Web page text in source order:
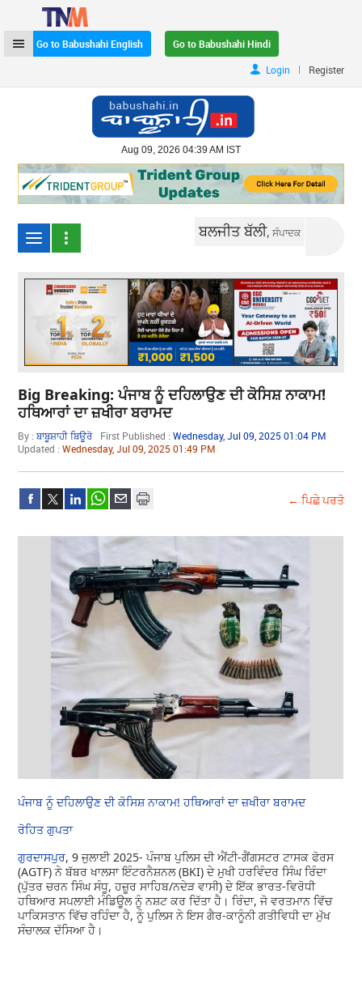
Go to Babushahi English
Go to Babushahi Hindi
Login
| Register
Aug 09, 2026 04:39 AM IST
ਬਲਜੀਤ ਬੱਲੀ,ਸੰਪਾਦਕ
Big Breaking: ਪੰਜਾਬ ਨੂੰ ਦਹਿਲਾਉਣ ਦੀ ਕੋਸਿਸ਼ ਨਾਕਾਮ!
ਹਥਿਆਰਾਂ ਦਾ ਜ਼ਖੀਰਾ ਬਰਾਮਦ
By :ਬਾਬੂਸ਼ਾਹੀ ਬਿਊਰੋ First Published :Wednesday, Jul 09, 2025 01:04 PM
Updated :Wednesday, Jul 09, 2025 01:49 PM
← ਪਿਛੇ ਪਰਤੋ
ਪੰਜਾਬ ਨੂੰ ਦਹਿਲਾਉਣ ਦੀ ਕੋਸਿਸ਼ ਨਾਕਾਮ! ਹਥਿਆਰਾਂ ਦਾ ਜ਼ਖੀਰਾ ਬਰਾਮਦ
ਰੋਹਿਤ ਗੁਪਤਾ
ਗੁਰਦਾਸਪੁਰ, 9 ਜੁਲਾਈ 2025- ਪੰਜਾਬ ਪੁਲਿਸ ਦੀ ਐਂਟੀ-ਗੈਂਗਸਟਰ ਟਾਸਕ ਫੋਰਸ
(AGTF) ਨੇ ਬੱਬਰ ਖਾਲਸਾ ਇੰਟਰਨੈਸ਼ਨਲ (BKI) ਦੇ ਮੁਖੀ ਹਰਵਿੰਦਰ ਸਿੰਘ ਰਿੰਦਾ
(ਪੁੱਤਰ ਚਰਨ ਸਿੰਘ ਸੰਧੂ, ਹਜ਼ੂਰ ਸਾਹਿਬ/ਨਦੇੜ ਵਾਸੀ) ਦੇ ਇੱਕ ਭਾਰਤ-ਵਿਰੋਧੀ
ਹਥਿਆਰ ਸਪਲਾਈ ਮੰਡਿਊਲ ਨੂੰ ਨਸ਼ਟ ਕਰ ਦਿੱਤਾ ਹੈ। ਰਿੰਦਾ, ਜੋ ਵਰਤਮਾਨ ਵਿੱਚ
ਪਾਕਿਸਤਾਨ ਵਿੱਚ ਰਹਿੰਦਾ ਹੈ, ਨੂੰ ਪੁਲਿਸ ਨੇ ਇਸ ਗੈਰ-ਕਾਨੂੰਨੀ ਗਤੀਵਿਧੀ ਦਾ ਮੁੱਖ
ਸੰਚਾਲਕ ਦੱਸਿਆ ਹੈ।